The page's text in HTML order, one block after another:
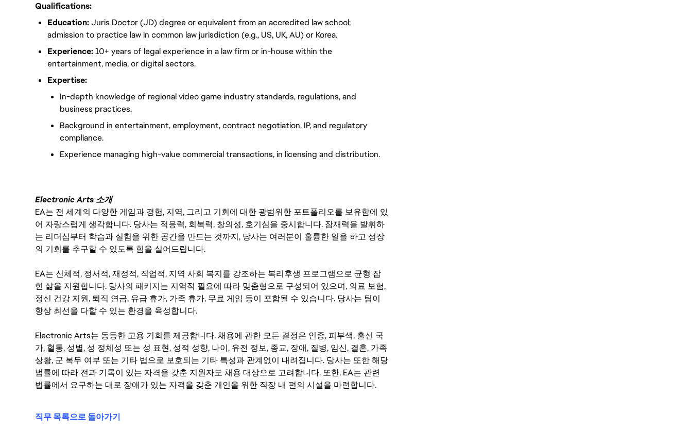
Qualifications:
Education:Juris Doctor (JD) degree or equivalent from an accredited law school;
admission to practice law in common law jurisdiction (e.g., US, UK, AU) or Korea.
Experience:10+ years of legal experience in a law firm or in-house within the
entertainment, media, or digital sectors.
Expertise:
In-depth knowledge of regional video game industry standards, regulations, and
business practices.
Background in entertainment, employment, contract negotiation, IP, and regulatory
compliance.
Experience managing high-value commercial transactions, in licensing and distribution.
Electronic Arts 소개
EA는 전 세계의 다양한 게임과 경험, 지역, 그리고 기회에 대한 광범위한 포트폴리오를 보유함에 있
어 자랑스럽게 생각합니다. 당사는 적응력, 회복력, 창의성, 호기심을 중시합니다. 잠재력을 발휘하
는 리더십부터 학습과 실험을 위한 공간을 만드는 것까지, 당사는 여러분이 훌륭한 일을 하고 성장
의 기회를 추구할 수 있도록 힘을 실어드립니다.
EA는 신체적, 정서적, 재정적, 직업적, 지역 사회 복지를 강조하는 복리후생 프로그램으로 균형 잡
힌 삶을 지원합니다. 당사의 패키지는 지역적 필요에 따라 맞춤형으로 구성되어 있으며, 의료 보험,
정신 건강 지원, 퇴직 연금, 유급 휴가, 가족 휴가, 무료 게임 등이 포함될 수 있습니다. 당사는 팀이
항상 최선을 다할 수 있는 환경을 육성합니다.
Electronic Arts는 동등한 고용 기회를 제공합니다. 채용에 관한 모든 결정은 인종, 피부색, 출신 국
가, 혈통, 성별, 성 정체성 또는 성 표현, 성적 성향, 나이, 유전 정보, 종교, 장애, 질병, 임신, 결혼, 가족
상황, 군 복무 여부 또는 기타 법으로 보호되는 기타 특성과 관계없이 내려집니다. 당사는 또한 해당
법률에 따라 전과 기록이 있는 자격을 갖춘 지원자도 채용 대상으로 고려합니다. 또한, EA는 관련
법률에서 요구하는 대로 장애가 있는 자격을 갖춘 개인을 위한 직장 내 편의 시설을 마련합니다.
직무 목록으로 돌아가기